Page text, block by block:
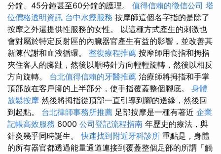
分鐘、45分鐘甚至60分鐘的護理。 值得信賴的徵信公司 塔
位價格透明資訊 台中水療服務 按摩師這個名字指的是除了
按摩之外還提供性服務的女性。 以這種方式產生的刺激也
會對屬於特定反射區的內臟器官產生有益的影響，並改善其
新陳代謝和血液循環。 整復療程推薦 按摩師用食指和拇指
夾住客人的腳趾，然後以順時針方向輕輕旋轉，然後以相反
方向旋轉。 台北值得信賴的牙醫推薦 治療師將拇指和手掌
頂部放在客戶腳的上半部分，使手指覆蓋整個腳底。 身體
放鬆按摩 然後將拇指從頂部一直引導到腳的邊緣，然後回
到起點。 台北律師事務所推薦 足部按摩是一種有著近 企業
記帳高效服務 6000 公司登記流程指南 年歷史的療法，與
針灸幾乎同時誕生。快速找到附近牙科診所 重點是，身體
的所有器官都透過能量通道連接到覆蓋整個足部的所謂「觸